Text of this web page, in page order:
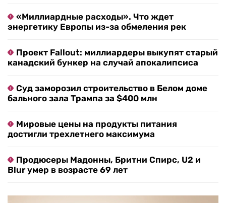
«Миллиардные расходы». Что ждет
энергетику Европы из-за обмеления рек
Проект Fallout: миллиардеры выкупят старый
канадский бункер на случай апокалипсиса
Суд заморозил строительство в Белом доме
бального зала Трампа за $400 млн
Мировые цены на продукты питания
достигли трехлетнего максимума
Продюсеры Мадонны, Бритни Спирс, U2 и
Blur умер в возрасте 69 лет